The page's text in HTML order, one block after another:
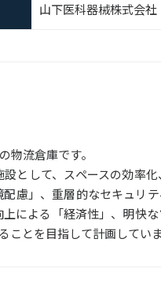
山下医科器械株式会社
流倉庫です。
として、スペースの効率
慮」、重層的なセキュリ
による「経済性」、明快
とを目指して計画していま